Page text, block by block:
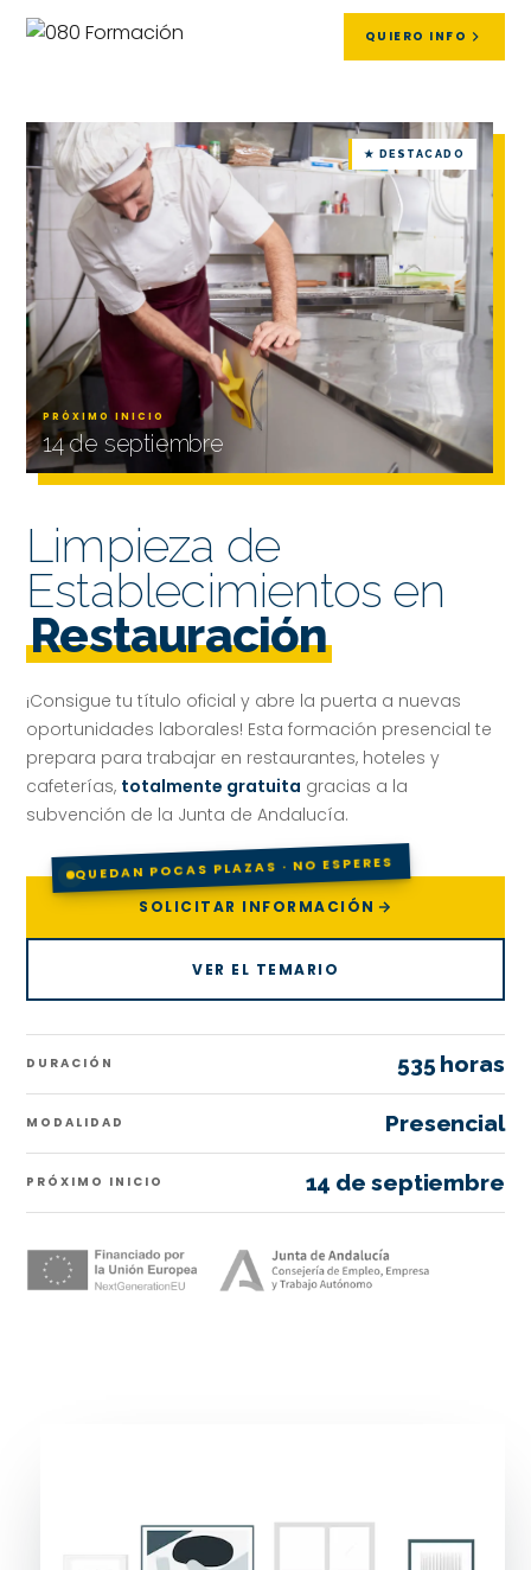
QUIERO INFO
QUEDAN POCAS PLAZAS · NO ESPERES
Limpieza de
Establecimientos en
Restauración
¡Consigue tu título oficial y abre la puerta a nuevas
oportunidades laborales! Esta formación presencial te
prepara para trabajar en restaurantes, hoteles y
cafeterías, totalmente gratuita gracias a la
subvención de la Junta de Andalucía.
SOLICITAR INFORMACIÓN
VER EL TEMARIO
535 horas
DURACIÓN
Presencial
MODALIDAD
14 de septiembre
PRÓXIMO INICIO
★ DESTACADO
PRÓXIMO INICIO
14 de septiembre